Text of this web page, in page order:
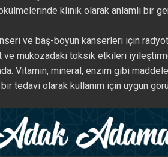
klinik olarak anlamlı bir
ve baş-boyun kanserleri için
ve mukozadaki toksik etkileri
Vitamin, mineral, enzim gibi
tedavi olarak kullanım için uygun